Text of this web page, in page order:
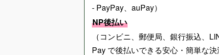
- PayPay、auPay）
NP後払い
（コンビニ、郵便局、銀行振込、
Pay で後払いできる安心・簡単な